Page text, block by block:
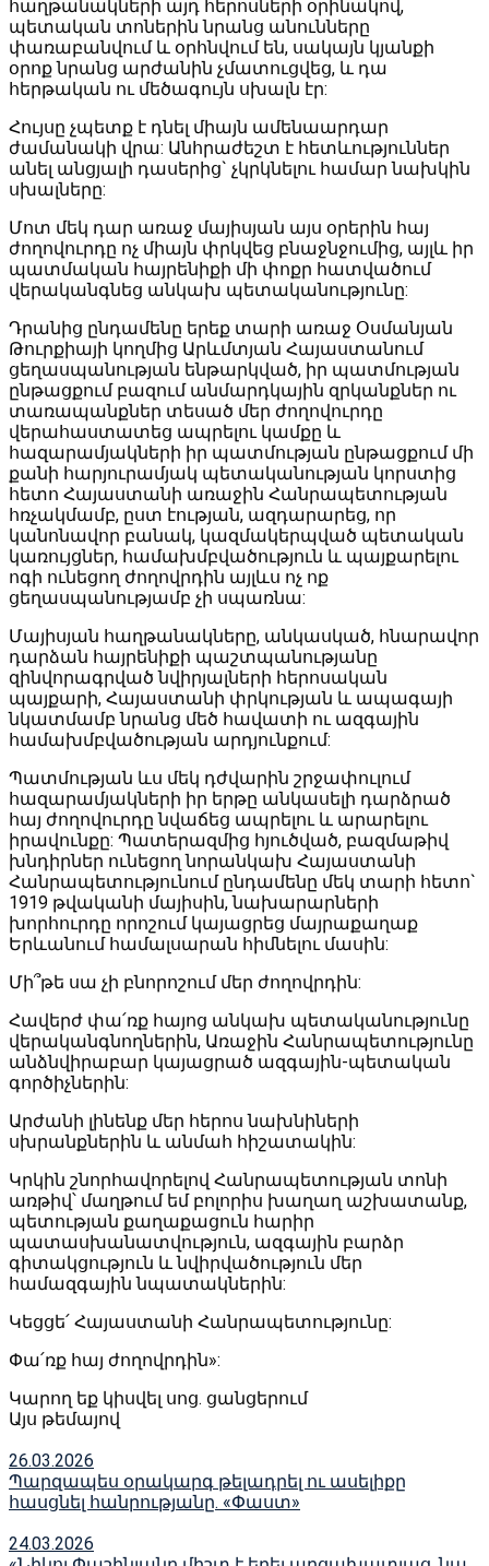
հաղթանակների այդ հերոսների օրինակով,
պետական տոներին նրանց անունները
փառաբանվում և օրհնվում են, սակայն կյանքի
օրոք նրանց արժանին չմատուցվեց, և դա
հերթական ու մեծագույն սխալն էր:
Հույսը չպետք է դնել միայն ամենաարդար
ժամանակի վրա: Անհրաժեշտ է հետևություններ
անել անցյալի դասերից` չկրկնելու համար նախկին
սխալները:
Մոտ մեկ դար առաջ մայիսյան այս օրերին հայ
ժողովուրդը ոչ միայն փրկվեց բնաջնջումից, այլև իր
պատմական հայրենիքի մի փոքր հատվածում
վերականգնեց անկախ պետականությունը:
Դրանից ընդամենը երեք տարի առաջ Օսմանյան
Թուրքիայի կողմից Արևմտյան Հայաստանում
ցեղասպանության ենթարկված, իր պատմության
ընթացքում բազում անմարդկային զրկանքներ ու
տառապանքներ տեսած մեր ժողովուրդը
վերահաստատեց ապրելու կամքը և
հազարամյակների իր պատմության ընթացքում մի
քանի հարյուրամյակ պետականության կորստից
հետո Հայաստանի առաջին Հանրապետության
հռչակմամբ, ըստ էության, ազդարարեց, որ
կանոնավոր բանակ, կազմակերպված պետական
կառույցներ, համախմբվածություն և պայքարելու
ոգի ունեցող ժողովրդին այլևս ոչ ոք
ցեղասպանությամբ չի սպառնա:
Մայիսյան հաղթանակները, անկասկած, հնարավոր
դարձան հայրենիքի պաշտպանությանը
զինվորագրված նվիրյալների հերոսական
պայքարի, Հայաստանի փրկության և ապագայի
նկատմամբ նրանց մեծ հավատի ու ազգային
համախմբվածության արդյունքում:
Պատմության ևս մեկ դժվարին շրջափուլում
հազարամյակների իր երթը անկասելի դարձրած
հայ ժողովուրդը նվաճեց ապրելու և արարելու
իրավունքը: Պատերազմից հյուծված, բազմաթիվ
խնդիրներ ունեցող նորանկախ Հայաստանի
Հանրապետությունում ընդամենը մեկ տարի հետո`
1919 թվականի մայիսին, նախարարների
խորհուրդը որոշում կայացրեց մայրաքաղաք
Երևանում համալսարան հիմնելու մասին:
Մի՞թե սա չի բնորոշում մեր ժողովրդին:
Հավերժ փա՛ռք հայոց անկախ պետականությունը
վերականգնողներին, Առաջին Հանրապետությունը
անձնվիրաբար կայացրած ազգային-պետական
գործիչներին:
Արժանի լինենք մեր հերոս նախնիների
սխրանքներին և անմահ հիշատակին:
Կրկին շնորհավորելով Հանրապետության տոնի
առթիվ՝ մաղթում եմ բոլորիս խաղաղ աշխատանք,
պետության քաղաքացուն հարիր
պատասխանատվություն, ազգային բարձր
գիտակցություն և նվիրվածություն մեր
համազգային նպատակներին:
Կեցցե՛ Հայաստանի Հանրապետությունը:
Փա՛ռք հայ ժողովրդին»:
Կարող եք կիսվել սոց․ ցանցերում
Այս թեմայով
26.03.2026
Պարզապես օրակարգ թելադրել ու ասելիքը
հասցնել հանրությանը. «Փաստ»
24.03.2026